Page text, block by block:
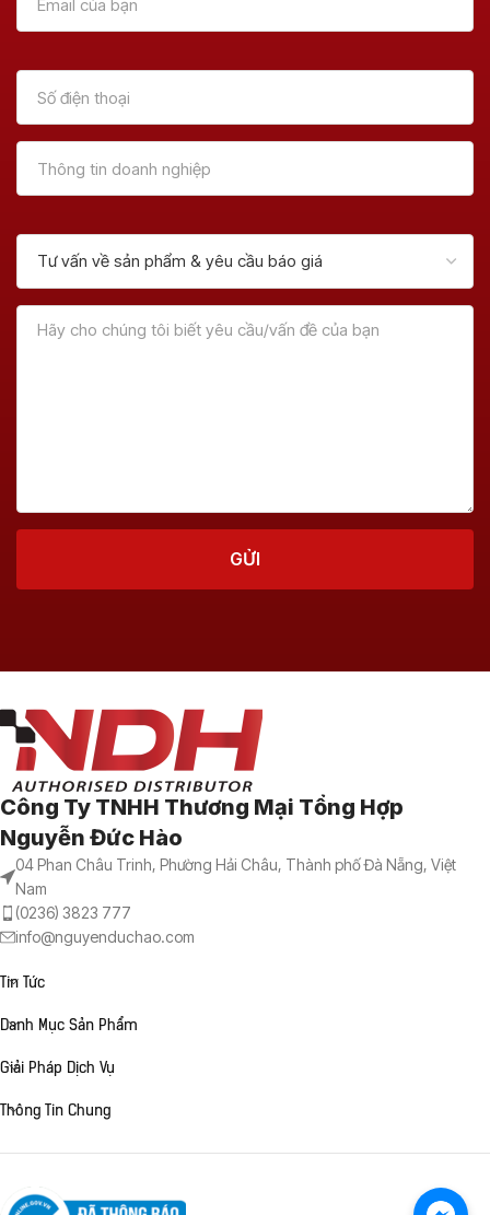
Công Ty TNHH Thương Mại Tổng Hợp
Nguyễn Đức Hào
04 Phan Châu Trinh, Phường Hải Châu, Thành phố Đà Nẵng, Việt
Nam
(0236) 3823 777
info@nguyenduchao.com
Tin Tức
Danh Mục Sản Phẩm
Giải Pháp Dịch Vụ
Thông Tin Chung